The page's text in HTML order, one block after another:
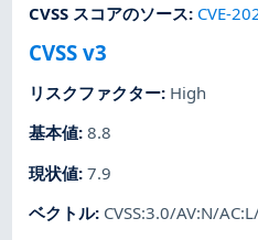
CVSS スコアのソース: CVE-
CVSS v3
リスクファクター: High
基本値:8.8
現状値:7.9
ベクトル: CVSS:3.0/AV:N/